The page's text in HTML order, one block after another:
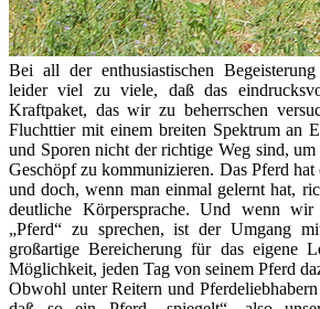
Bei all der enthusiastischen
leider viel zu viele, daß das
Kraftpaket, das wir zu beherrschen
Fluchttier mit einem breiten Spektrum an
und Sporen nicht der richtige Weg sind,
Geschöpf zu kommunizieren. Das Pferd hat
und doch, wenn man einmal gelernt hat,
deutliche Körpersprache. Und wenn wir
„Pferd“ zu sprechen, ist der Umgang
großartige Bereicherung für das eigene
Möglichkeit, jeden Tag von seinem Pferd
Obwohl unter Reitern und